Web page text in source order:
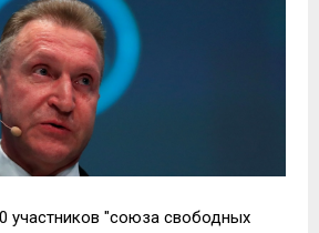
участников "союза свободных